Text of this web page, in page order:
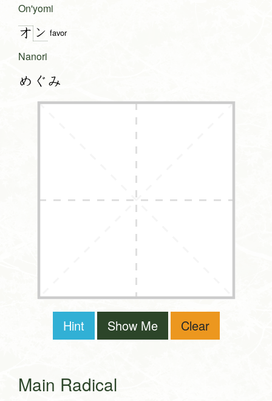
On'yomi
オ ン favor
Nanori
めぐみ
Hint Show Me Clear
Main Radical